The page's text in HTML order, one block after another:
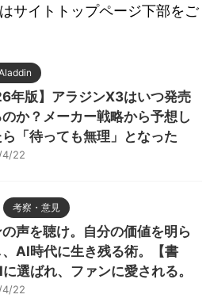
サイトトップページ下部をご
年版】アラジンX3はいつ発売
のか？メーカー戦略から予想し
「待っても無理」となった
4/22
考察・意見
声を聴け。自分の価値を明ら
AI時代に生き残る術。【書
選ばれ、ファンに愛される。
4/22